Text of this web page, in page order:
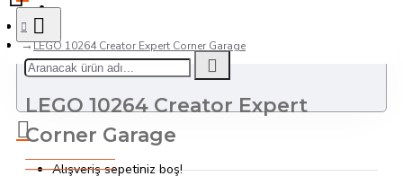
Alışveriş sepetiniz boş!
LEGO 10264 Creator Expert Corner Garage
LEGO 10264 Creator Expert
Corner Garage